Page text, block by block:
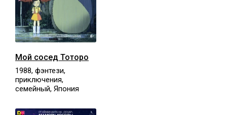
Мой сосед Тоторо
1988, фэнтези,
приключения,
семейный, Япония